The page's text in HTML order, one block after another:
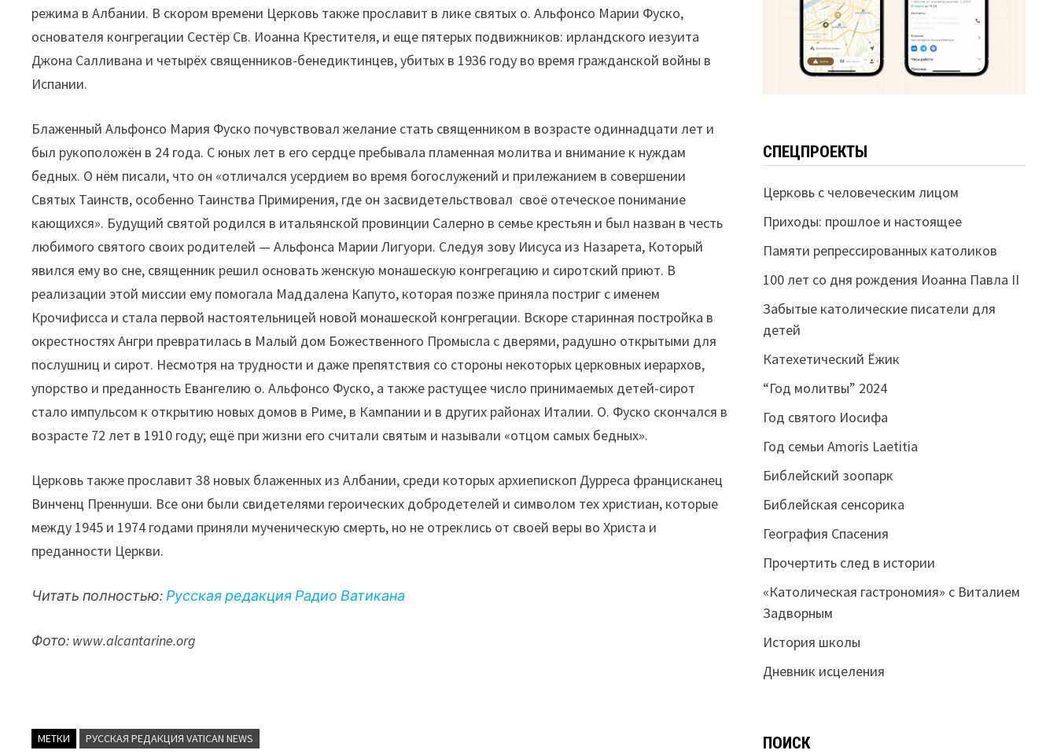
режима в Албании. В скором времени Церковь также прославит в лике святых о. Альфонсо Марии Фуско,
основателя конгрегации Сестёр Св. Иоанна Крестителя, и еще пятерых подвижников: ирландского иезуита
Джона Салливана и четырёх священников-бенедиктинцев, убитых в 1936 году во время гражданской войны в
Испании.
Блаженный Альфонсо Мария Фуско почувствовал желание стать священником в возрасте одиннадцати лет и
был рукоположён в 24 года. С юных лет в его сердце пребывала пламенная молитва и внимание к нуждам
бедных. О нём писали, что он «отличался усердием во время богослужений и прилежанием в совершении
Святых Таинств, особенно Таинства Примирения, где он засвидетельствовал своё отеческое понимание
кающихся». Будущий святой родился в итальянской провинции Салерно в семье крестьян и был назван в честь
любимого святого своих родителей — Альфонса Марии Лигуори. Следуя зову Иисуса из Назарета, Который
явился ему во сне, священник решил основать женскую монашескую конгрегацию и сиротский приют. В
реализации этой миссии ему помогала Маддалена Капуто, которая позже приняла постриг с именем
Крочифисса и стала первой настоятельницей новой монашеской конгрегации. Вскоре старинная постройка в
окрестностях Ангри превратилась в Малый дом Божественного Промысла с дверями, радушно открытыми для
послушниц и сирот. Несмотря на трудности и даже препятствия со стороны некоторых церковных иерархов,
упорство и преданность Евангелию о. Альфонсо Фуско, а также растущее число принимаемых детей-сирот
стало импульсом к открытию новых домов в Риме, в Кампании и в других районах Италии. О. Фуско скончался в
возрасте 72 лет в 1910 году; ещё при жизни его считали святым и называли «отцом самых бедных».
Церковь также прославит 38 новых блаженных из Албании, среди которых архиепископ Дурреса францисканец
Винченц Преннуши. Все они были свидетелями героических добродетелей и символом тех христиан, которые
между 1945 и 1974 годами приняли мученическую смерть, но не отреклись от своей веры во Христа и
преданности Церкви.
Читать полностью:Русская редакция Радио Ватикана
Фото: www.alcantarine.org
МЕТКИ РУССКАЯ РЕДАКЦИЯ VATICAN NEWS
СПЕЦПРОЕКТЫ
Церковь с человеческим лицом
Приходы: прошлое и настоящее
Памяти репрессированных католиков
100 лет со дня рождения Иоанна Павла II
Забытые католические писатели для
детей
Катехетический Ёжик
“Год молитвы” 2024
Год святого Иосифа
Год семьи Amoris Laetitia
Библейский зоопарк
Библейская сенсорика
География Спасения
Прочертить след в истории
«Католическая гастрономия» с Виталием
Задворным
История школы
Дневник исцеления
ПОИСК